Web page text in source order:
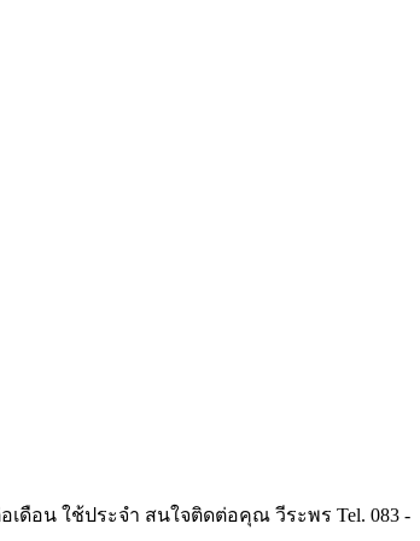
ดือน ใช้ประจำ สนใจติดต่อคุณ วีระพร Tel. 083 -